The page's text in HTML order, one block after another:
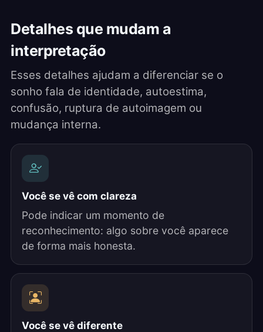
Detalhes que mudam a
interpretação
Esses detalhes ajudam a diferenciar se o
sonho fala de identidade, autoestima,
confusão, ruptura de autoimagem ou
mudança interna.
Você se vê com clareza
Pode indicar um momento de
reconhecimento: algo sobre você aparece
de forma mais honesta.
Você se vê diferente